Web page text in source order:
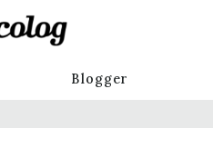
Blogger